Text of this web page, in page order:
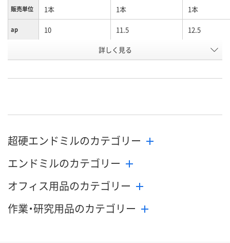
販売単位 1本 1本 1本
ap 10 11.5 12.5
4.5
号
お届け日 8月21日（金）まで 8月21日（金）まで 8月21日（金）
数量
カゴへ
数量
詳しく見る
超硬エンドミルのカテゴリー
エンドミルのカテゴリー
オフィス用品のカテゴリー
作業・研究用品のカテゴリー